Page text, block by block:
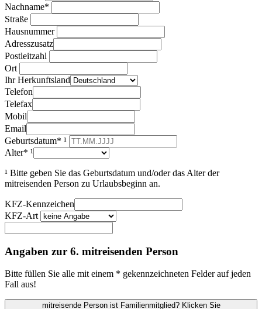
Nachname*
Straße
Hausnummer
Adresszusatz
Postleitzahl
Ort
Ihr Herkunftsland
Telefon
Telefax
Mobil
Email
Geburtsdatum* ¹
Alter* ¹
¹ Bitte geben Sie das Geburtsdatum und/oder das Alter der
mitreisenden Person zu Urlaubsbeginn an.
KFZ-Kennzeichen
KFZ-Art
Angaben zur 6. mitreisenden Person
Bitte füllen Sie alle mit einem * gekennzeichneten Felder auf jeden
Fall aus!
mitreisende Person ist Familienmitglied? Klicken Sie